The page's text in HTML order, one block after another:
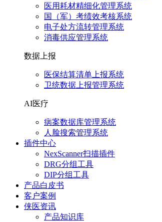
医用耗材精细化管理系统
国（军）考绩效考核系统
电子处方流转管理系统
消毒供应管理系统
数据上报
医保结算清单上报系统
卫统数据上报管理系统
AI医疗
病案数据库管理系统
人脸搜索管理系统
插件中心
NexScanner扫描插件
DRG分组工具
DIP分组工具
产品白皮书
客户案例
侠医资讯
产品知识库